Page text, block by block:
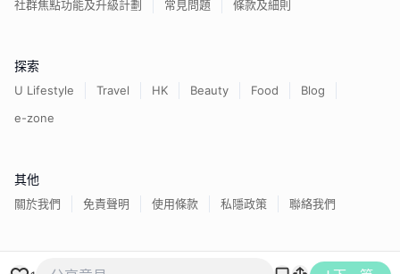
社群焦點功能及升級計劃
常見問題 條款及細則
探索
U Lifestyle Travel HK Beauty Food
Blog
e-zone
其他
關於我們 免責聲明 使用條款 私隱政策 聯絡我們